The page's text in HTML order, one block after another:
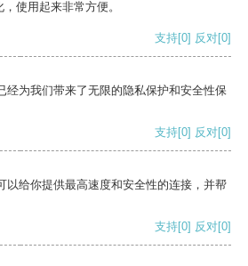
使用起来非常方便。
支持[0] 反对[0]
经为我们带来了无限的隐私保护和安全性保
支持[0] 反对[0]
以给你提供最高速度和安全性的连接，并帮
支持[0] 反对[0]